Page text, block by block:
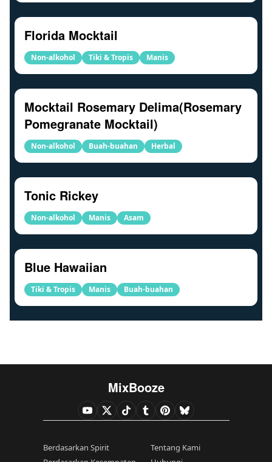
Florida Mocktail
Non-alkohol Tiki & Tropis Manis
Mocktail Rosemary Delima(Rosemary
Pomegranate Mocktail)
Non-alkohol Buah-buahan Herbal
Tonic Rickey
Non-alkohol Manis Asam
Blue Hawaiian
Tiki & Tropis Manis Buah-buahan
MixBooze
Berdasarkan Spirit
Tentang Kami